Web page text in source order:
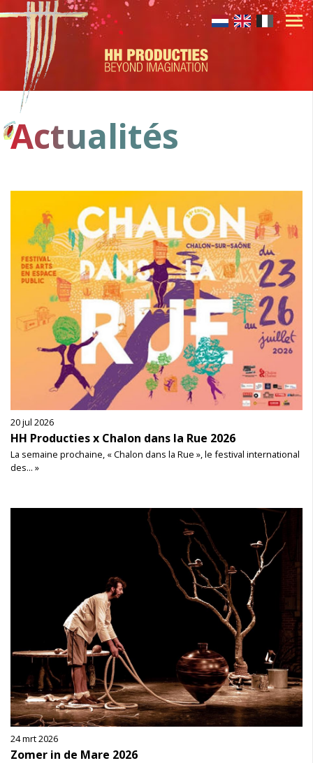
Actualités
20 jul 2026
HH Producties x Chalon dans la Rue 2026
La semaine prochaine, « Chalon dans la Rue », le festival international
des... »
24 mrt 2026
Zomer in de Mare 2026